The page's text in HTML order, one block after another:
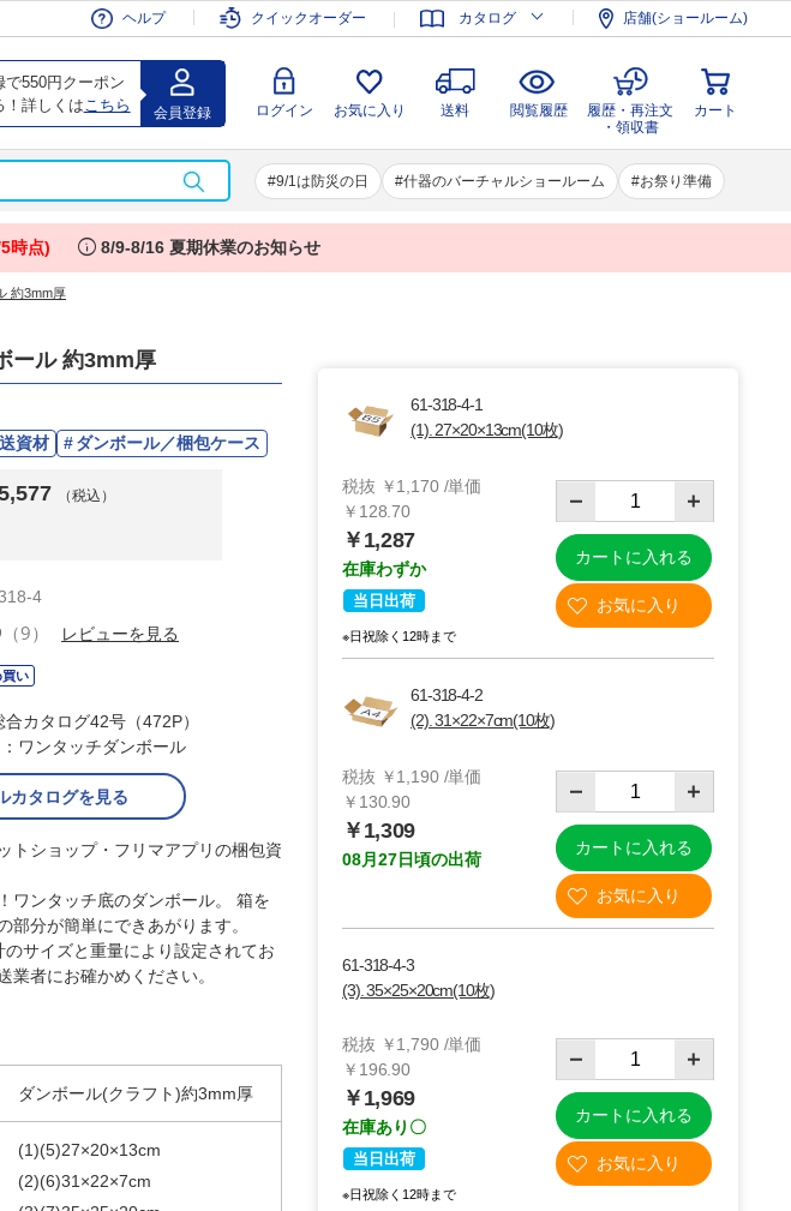
ヘルプ クイックオーダー カタログ 店舗(ショールーム)
で550円クーポン
！詳しくは こちら 会員登録 ログイン お気に入り 送料 閲覧履歴
履歴・再注文
・領収書
カート
9/1は防災の日 什器のバーチャルショールーム お祭り準備
会員登録 ログイン お気に入り 送料 閲覧履歴
履歴・再注文
・領収書
カート
時点) info 8/9-8/16 夏期休業のお知らせ
約3mm厚
(1)(5)27×20×13cm (2)(6)31×22×7cm
ール 約3mm厚
資材 ダンボール／梱包ケース
（税込）
4
（9） レビューを見る
買い
カタログ42号（472P）
カタログを見る
ワンタッチダンボール
トショップ・フリマアプリの梱包資
ワンタッチ底のダンボール。 箱を
部分が簡単にできあがります。
サイズと重量により設定されてお
業者にお確かめください。
ダンボール(クラフト)約3mm厚
(1)(5)27×20×13cm
(2)(6)31×22×7cm
61-318-4-1
(1). 27×20×13cm(10枚)
税抜 ￥1,170 /単価
￥128.70
￥1,287
在庫わずか
当日出荷
※日祝除く12時まで
カートに入れる
61-318-4-2
(2). 31×22×7cm(10枚)
税抜 ￥1,190 /単価
￥130.90
￥1,309
08月27日頃の出荷
カートに入れる
61-318-4-3
(3). 35×25×20cm(10枚)
税抜 ￥1,790 /単価
￥196.90
￥1,969
在庫あり〇
当日出荷
※日祝除く12時まで
カートに入れる